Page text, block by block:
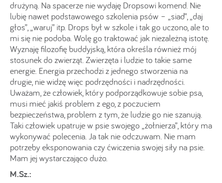
drużyną. Na spacerze nie wydaję Dropsowi komend. Nie
lubię nawet podstawowego szkolenia psów – „siad”, „daj
głos”, „waruj” itp. Drops był w szkole i tak go uczono, ale to
mi się nie podoba. Wolę go traktować jak niezależną istotę.
Wyznaję filozofię buddyjską, która określa również mój
stosunek do zwierząt. Zwierzęta i ludzie to takie same
energie. Energia przechodzi z jednego stworzenia na
drugie, nie widzę więc podrzędności i nadrzędności.
Uważam, że człowiek, który podporządkowuje sobie psa,
musi mieć jakiś problem z ego, z poczuciem
bezpieczeństwa, problem z tym, że ludzie go nie szanują.
Taki człowiek upatruje w psie swojego „żołnierza”, który ma
wykonywać polecenia. Ja tak nie odczuwam. Nie mam
potrzeby eksponowania czy ćwiczenia swojej siły na psie.
Mam jej wystarczająco dużo.
M.Sz.: